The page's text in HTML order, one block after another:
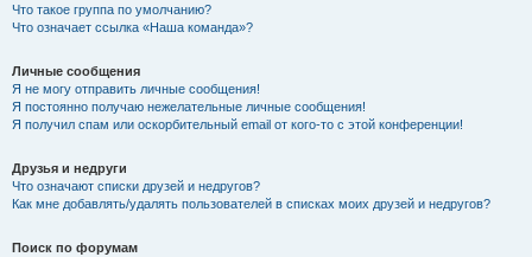
Что такое группа по умолчанию?
Что означает ссылка «Наша команда»?
Личные сообщения
Я не могу отправить личные сообщения!
Я постоянно получаю нежелательные личные сообщения!
Я получил спам или оскорбительный email от кого-то с этой конференции!
Друзья и недруги
Что означают списки друзей и недругов?
Как мне добавлять/удалять пользователей в списках моих друзей и недругов?
Поиск по форумам